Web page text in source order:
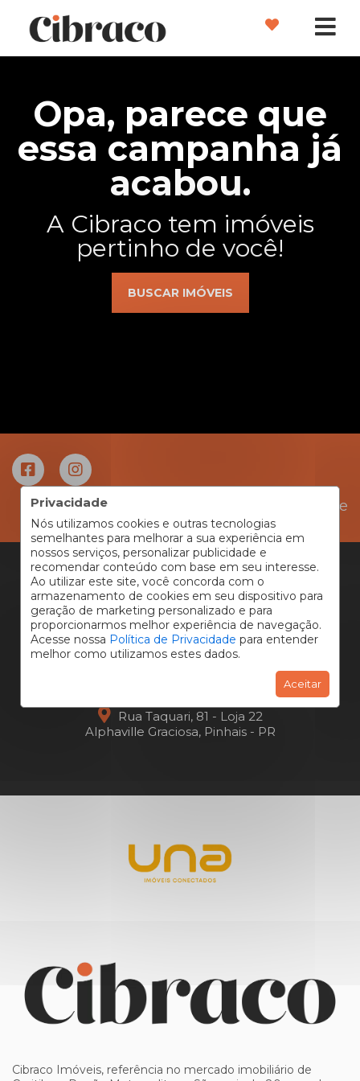
Privacidade
Nós utilizamos cookies e outras tecnologias
semelhantes para melhorar a sua experiência em
nossos serviços, personalizar publicidade e
recomendar conteúdo com base em seu interesse.
Ao utilizar este site, você concorda com o
armazenamento de cookies em seu dispositivo para
geração de marketing personalizado e para
proporcionarmos melhor experiência de navegação.
Acesse nossa Política de Privacidade para entender
melhor como utilizamos estes dados.
Aceitar
Opa, parece que
essa campanha já
acabou.
A Cibraco tem imóveis
pertinho de você!
BUSCAR IMÓVEIS
Área do Cliente
Matriz
R. Ébano Pereira, 266
Centro, Curitiba - PR
Rua Taquari, 81 - Loja 22
Alphaville Graciosa, Pinhais - PR
Cibraco Imóveis, referência no mercado imobiliário de